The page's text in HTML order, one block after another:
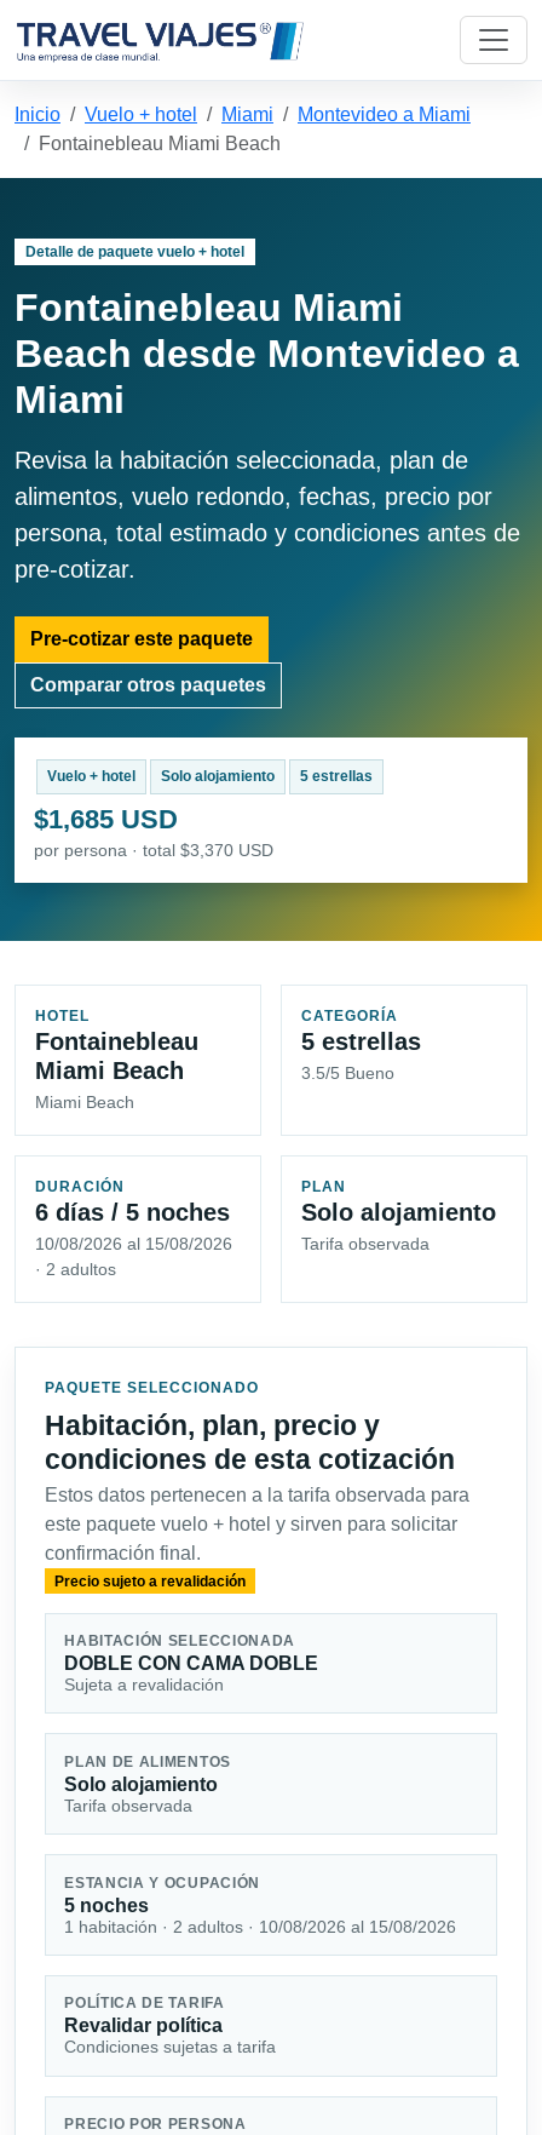
Inicio Vuelo + hotel Miami
Montevideo a Miami
Fontainebleau Miami Beach
Detalle de paquete vuelo + hotel
Fontainebleau Miami
Beach desde Montevideo a
Miami
Revisa la habitación seleccionada, plan de
alimentos, vuelo redondo, fechas, precio por
persona, total estimado y condiciones antes de
pre-cotizar.
Pre-cotizar este paquete
Comparar otros paquetes
Vuelo + hotel Solo alojamiento 5 estrellas
$1,685 USD
por persona · total $3,370 USD
HOTEL
Fontainebleau
Miami Beach
Miami Beach
CATEGORÍA
5 estrellas
3.5/5 Bueno
DURACIÓN
6 días / 5 noches
10/08/2026 al 15/08/2026
· 2 adultos
PLAN
Solo alojamiento
Tarifa observada
PAQUETE SELECCIONADO
Habitación, plan, precio y
condiciones de esta cotización
Estos datos pertenecen a la tarifa observada para
este paquete vuelo + hotel y sirven para solicitar
confirmación final.
Precio sujeto a revalidación
HABITACIÓN SELECCIONADA
DOBLE CON CAMA DOBLE
Sujeta a revalidación
PLAN DE ALIMENTOS
Solo alojamiento
Tarifa observada
ESTANCIA Y OCUPACIÓN
5 noches
1 habitación · 2 adultos · 10/08/2026 al 15/08/2026
POLÍTICA DE TARIFA
Revalidar política
Condiciones sujetas a tarifa
PRECIO POR PERSONA